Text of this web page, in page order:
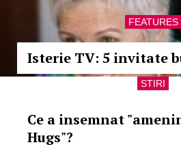
FEATURES
Isterie TV: 5 invitate
STIRI
Ce a insemnat
Hugs"?